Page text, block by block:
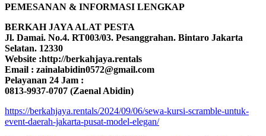
PEMESANAN & INFORMASI LENGKAP
BERKAH JAYA ALAT PESTA
Jl. Damai. No.4. RT003/03. Pesanggrahan. Bintaro Jakarta
Selatan. 12330
Website :http://berkahjaya.rentals
Email : zainalabidin0572@gmail.com
Pelayanan 24 Jam :
0813-9937-0707 (Zaenal Abidin)
https://berkahjaya.rentals/2024/09/06/sewa-kursi-scramble-untuk-
event-daerah-jakarta-pusat-model-elegan/